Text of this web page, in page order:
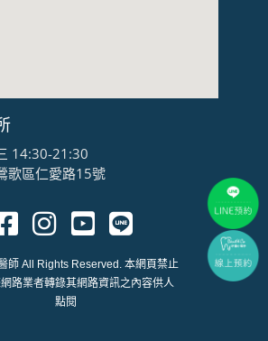
14:30-21:30
歌區仁愛路15號
師 All Rights Reserved. 本網頁禁止
路業者轉錄其網路資訊之內容供人
點閱